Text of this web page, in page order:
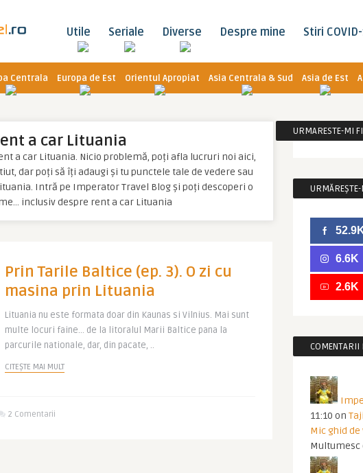
Utile Seriale Diverse Despre mine Stiri
Centrala Europa de Est Orientul Apropiat Asia Centrala & Sud Asia de Est
a car Lituania
a car Lituania. Nicio problemă, poți afla lucruri noi aici,
dar poți să îți adaugi și tu punctele tale de vedere sau
Intră pe Imperator Travel Blog și poți descoperi o
inclusiv despre rent a car Lituania
Prin Tarile Baltice (ep. 3). O zi cu
masina prin Lituania
Lituania nu este formata doar din Kaunas si Vilnius. Mai sunt
multe locuri faine… de la litoralul Marii Baltice pana la
parcurile nationale, dar, din pacate, ..
CITEȘTE MAI MULT
2 Comentarii
URMARESTE-MI
6.6K
2.6K
COMENTARII
11:10 on
Mic ghid